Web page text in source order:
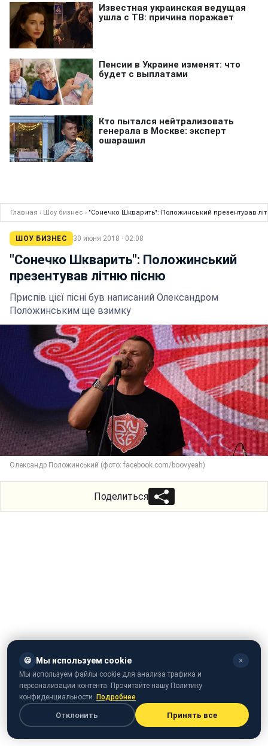
Главная › Шоу бизнес › "Сонечко Шкварить": Положинський презентував
ШОУ БИЗНЕС 30 июня 2018 · 02:08
"Сонечко Шкварить": Положинський
презентував літню пісню
Приспів цієї пісні був написаний Олександром
Положинським ще взимку
Олександр Положинський (фото: facebook.com/boovyeah)
Поделиться
🍪 Мы используем cookie ✕
Мы используем файлы cookie для анализа трафика и
персонализации контента. Прочитайте нашу Политику
конфиденциальности. Подробнее
Отклонить Принять все